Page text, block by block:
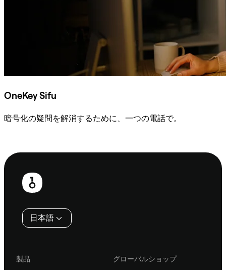
OneKey Sifu
暗号化の疑問を解消するために、一つの電話で。
フ
日本語
製品
グローバルショップ